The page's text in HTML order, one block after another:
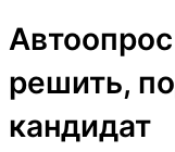
решить,
кандидат